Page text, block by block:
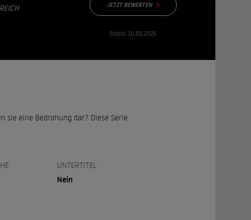
JETZT BEWERTEN
Stand: 10.05.2026
sie eine Bedrohung dar? Diese Serie
UNTERTITEL
Nein